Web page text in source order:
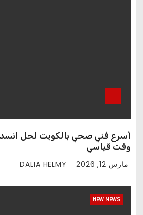
أسرع فني صحي بالكويت لحل
وقت قياسي
مارس 12, 2026 DALIA HELMY
NEW NEWS